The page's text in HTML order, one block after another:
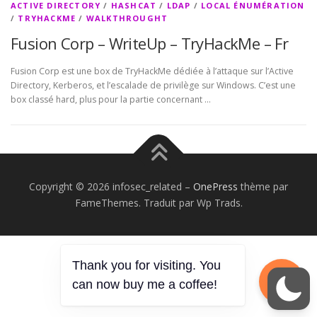
ACTIVE DIRECTORY / HASHCAT / LDAP / LOCAL ÉNUMÉRATION
/ TRYHACKME / WALKTHROUGHT
Fusion Corp – WriteUp – TryHackMe – Fr
Fusion Corp est une box de TryHackMe dédiée à l’attaque sur l’Active
Directory, Kerberos, et l’escalade de privilège sur Windows. C’est une
box classé hard, plus pour la partie concernant …
Copyright © 2026 infosec_related – OnePress thème par
FameThemes. Traduit par Wp Trads.
Thank you for visiting. You
can now buy me a coffee!